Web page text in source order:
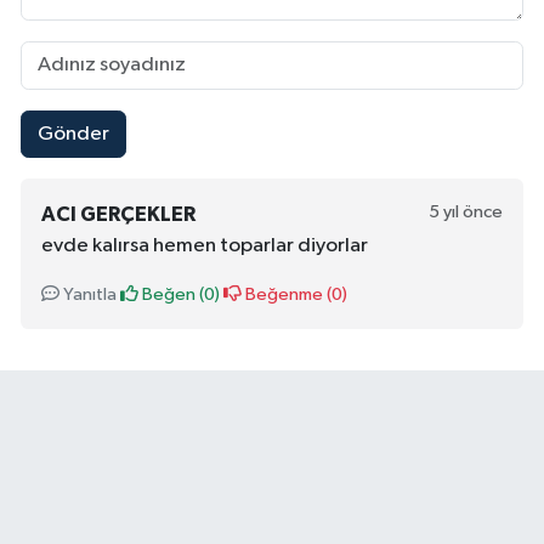
Gönder
ACI GERÇEKLER 5 yıl önce
evde kalırsa hemen toparlar diyorlar
Yanıtla Beğen (0) Beğenme (0)